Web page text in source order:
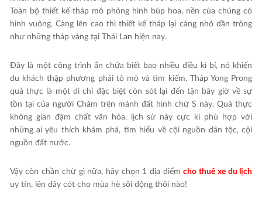
Toàn bộ thiết kế tháp mô phỏng hình búp hoa, nền của chúng có
hình vuông. Càng lên cao thì thiết kế tháp lại càng nhỏ dần trông
như những tháp vàng tại Thái Lan hiện nay.
Đây là một công trình ẩn chứa biết bao nhiều điều kì bí, nó khiến
du khách thập phương phải tò mò và tìm kiếm. Tháp Yong Prong
quả thực là một di chỉ đặc biệt còn sót lại đến tận bây giờ về sự
tồn tại của người Chăm trên mảnh đất hình chữ S này. Quả thực
không gian đậm chất văn hóa, lịch sử này cực kì phù hợp với
những ai yêu thích khám phá, tìm hiểu về cội nguồn dân tộc, cội
nguồn đất nước.
Vậy còn chần chừ gì nữa, hãy chọn 1 địa điểmcho thuê xe du lịch
uy tín, lên dây cót cho mùa hè sôi động thôi nào!